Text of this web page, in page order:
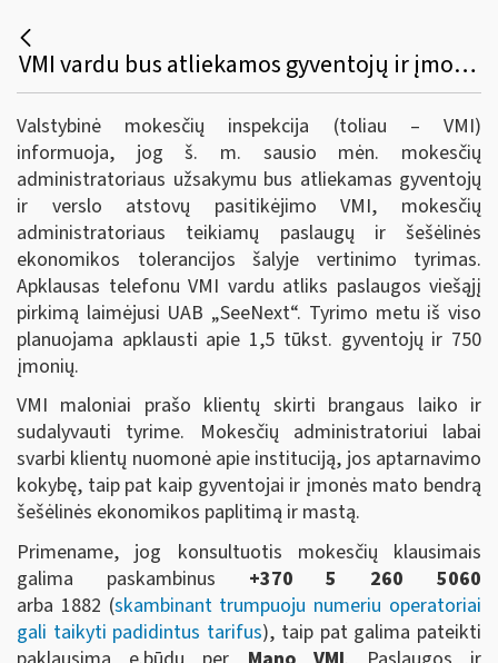
VMI vardu bus atliekamos gyventojų ir įmonių apklausos
Valstybinė mokesčių inspekcija (toliau – VMI)
informuoja, jog š. m. sausio mėn. mokesčių
administratoriaus užsakymu bus atliekamas gyventojų
ir verslo atstovų pasitikėjimo VMI, mokesčių
administratoriaus teikiamų paslaugų ir šešėlinės
ekonomikos tolerancijos šalyje vertinimo tyrimas.
Apklausas telefonu VMI vardu atliks paslaugos viešąjį
pirkimą laimėjusi UAB „SeeNext“. Tyrimo metu iš viso
planuojama apklausti apie 1,5 tūkst. gyventojų ir 750
įmonių.
VMI maloniai prašo klientų skirti brangaus laiko ir
sudalyvauti tyrime. Mokesčių administratoriui labai
svarbi klientų nuomonė apie instituciją, jos aptarnavimo
kokybę, taip pat kaip gyventojai ir įmonės mato bendrą
šešėlinės ekonomikos paplitimą ir mastą.
Primename, jog konsultuotis mokesčių klausimais
galima paskambinus +370 5 260 5060
arba 1882 (skambinant trumpuoju numeriu operatoriai
gali taikyti padidintus tarifus), taip pat galima pateikti